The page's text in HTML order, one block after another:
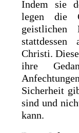
Indem sie
legen die
geistlichen
Christi.
ihre
Sicherheit
sind und
kann.